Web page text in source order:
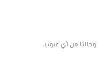
من أي عيوب.